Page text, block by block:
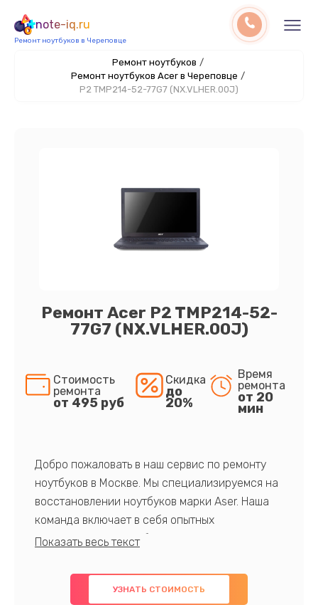
note-iq.ru
Ремонт ноутбуков в Череповце
Ремонт ноутбуков /
Ремонт ноутбуков Acer в Череповце /
P2 TMP214-52-77G7 (NX.VLHER.00J)
Ремонт Acer P2 TMP214-52-
77G7 (NX.VLHER.00J)
Стоимость
ремонта
от 495 руб
Скидка
до
20%
Время
ремонта
от 20
мин
Добро пожаловать в наш сервис по ремонту
ноутбуков в Москве. Мы специализируемся на
восстановлении ноутбуков марки Aser. Наша
команда включает в себя опытных
профессионалов с обширными знаниями и
предлагаем быстрый и качественный ремонт с
использованием оригинальных компонентов, а
УЗНАТЬ СТОИМОСТЬ